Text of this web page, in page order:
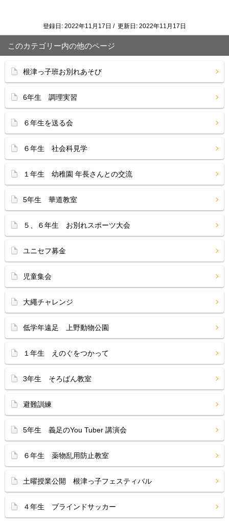
登録日: 2022年11月17日 / 更新日: 2022年11月17日
このカテゴリー内の他のページ
根津っ子班お別れあそび
6年生 調理実習
６年生を送る会
６年生 社会科見学
１年生 幼稚園 年長さんとの交流
5年生 華道教室
５、６年生 お別れスポーツ大会
ユニセフ募金
児童集会
大繩チャレンジ
低学年遠足 上野動物公園
１年生 えのぐをつかって
3年生 そろばん教室
避難訓練
5年生 義足のYou Tuber 講演会
６年生 薬物乱用防止教室
土曜授業公開 根津っ子フェスティバル
４年生 ブラインドサッカー